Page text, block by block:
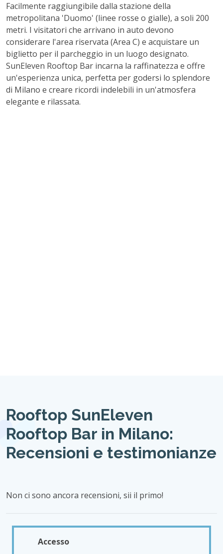
Facilmente raggiungibile dalla stazione della
metropolitana 'Duomo' (linee rosse o gialle), a soli 200
metri. I visitatori che arrivano in auto devono
considerare l'area riservata (Area C) e acquistare un
biglietto per il parcheggio in un luogo designato.
SunEleven Rooftop Bar incarna la raffinatezza e offre
un'esperienza unica, perfetta per godersi lo splendore
di Milano e creare ricordi indelebili in un'atmosfera
elegante e rilassata.
Rooftop SunEleven
Rooftop Bar in Milano:
Recensioni e testimonianze
Non ci sono ancora recensioni, sii il primo!
Accesso